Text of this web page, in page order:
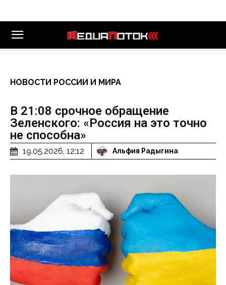
НОВОСТИ РОССИИ И МИРА
В 21:08 срочное обращение
Зеленского: «Россия на это точно
не способна»
19.05.2026, 12:12 Альфия Радыгина